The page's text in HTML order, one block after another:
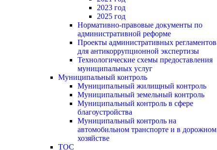
2023 год
2025 год
Нормативно-правовые документы по
административной реформе
Проекты административных регламентов
для антикоррупционной экспертизы
Технологические схемы предоставления
муниципальных услуг
Муниципальный контроль
Муниципальный жилищный контроль
Муниципальный земельный контроль
Муниципальный контроль в сфере
благоустройства
Муниципальный контроль на
автомобильном транспорте и в дорожном
хозяйстве
ТОС